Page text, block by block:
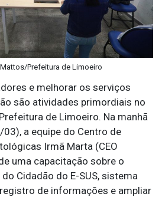
Prefeitura de Limoeiro
e melhorar os serviços
são atividades primordiais no
de Limoeiro. Na manhã
a equipe do Centro de
Irmã Marta (CEO
uma capacitação sobre o
Cidadão do E-SUS, sistema
de informações e ampliar